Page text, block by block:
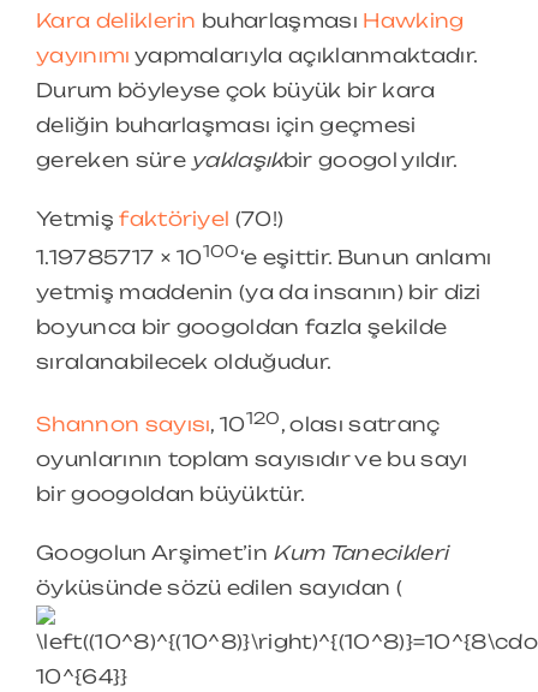
Kara deliklerin buharlaşması Hawking
yayınımı yapmalarıyla açıklanmaktadır.
Durum böyleyse çok büyük bir kara
deliğin buharlaşması için geçmesi
gereken süre yaklaşıkbir googol yıldır.
Yetmişfaktöriyel (70!)
1.19785717 × 10100‘e eşittir. Bunun anlamı
yetmiş maddenin (ya da insanın) bir dizi
boyunca bir googoldan fazla şekilde
sıralanabilecek olduğudur.
Shannon sayısı, 10120, olası satranç
oyunlarının toplam sayısıdır ve bu sayı
bir googoldan büyüktür.
Googolun Arşimet’in Kum Tanecikleri
öyküsünde sözü edilen sayıdan (